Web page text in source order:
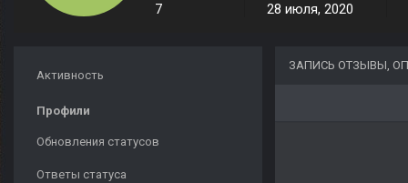
7 28 июля, 2020
Активность
Профили
Обновления статусов
Ответы статуса
ЗАПИСЬ ОТЗЫВЫ,